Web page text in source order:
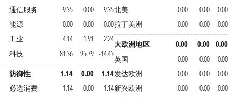
通信服务
9.35 0.00
9.35
能源
0.00 0.00
0.00
工业
4.14 1.91
2.24
科技
81.36 95.79 -14.43
防御性 1.14 0.00
1.14
必选消费
1.14 0.00
1.14
北美
0.00 0.00
0.00
拉丁美洲
0.00 0.00 0.00
大欧洲地区 0.00 0.00
0.00
英国
0.00 0.00
0.00
发达欧洲
0.00 0.00
0.00
新兴欧洲
0.00 0.00
0.00